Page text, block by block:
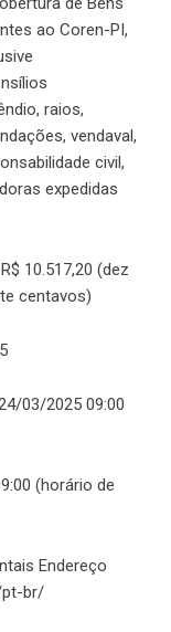
ao Coren-PI,
raios,
vendaval,
civil,
expedidas
10.517,20 (dez
centavos)
03/2025 09:00
(horário de
Endereço
pt-br/